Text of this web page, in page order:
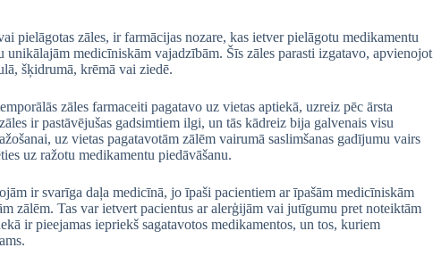
pielāgotas zāles, ir farmācijas nozare, kas ietver pielāgotu medikamentu
unikālajām medicīniskām vajadzībām. Šīs zāles parasti izgatavo, apvienojot
šķidrumā, krēmā vai ziedē.
zāles farmaceiti pagatavo uz vietas aptiekā, uzreiz pēc ārsta
ir pastāvējušas gadsimtiem ilgi, un tās kādreiz bija galvenais visu
uz vietas pagatavotām zālēm vairumā saslimšanas gadījumu vairs
uz ražotu medikamentu piedāvāšanu.
ir svarīga daļa medicīnā, jo īpaši pacientiem ar īpašām medicīniskām
zālēm. Tas var ietvert pacientus ar alerģijām vai jutīgumu pret noteiktām
ir pieejamas iepriekš sagatavotos medikamentos, un tos, kuriem